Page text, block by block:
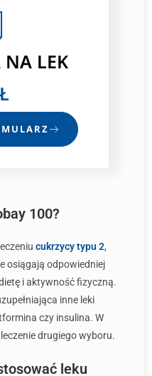
NA LEK
100?
cukrzycy typu 2,
osiągają odpowiedniej
i aktywność fizyczną.
inne leki
czy insulina. W
drugiego wyboru.
leku